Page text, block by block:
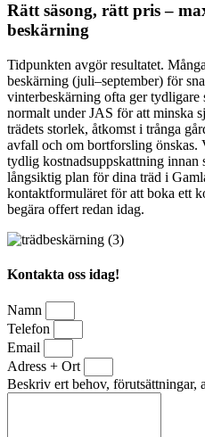
Rätt säsong, rätt pris –
beskärning
Tidpunkten avgör resultatet.
beskärning (juli–september) för
vinterbeskärning ofta ger tydligare
normalt under JAS för att minska
trädets storlek, åtkomst i trånga
avfall och om bortforsling önskas.
tydlig kostnadsuppskattning innan
långsiktig plan för dina träd i
kontaktformuläret för att boka ett
begära offert redan idag.
Kontakta oss idag!
Namn
Telefon
Email
Adress + Ort
Beskriv ert behov, förutsättningar,